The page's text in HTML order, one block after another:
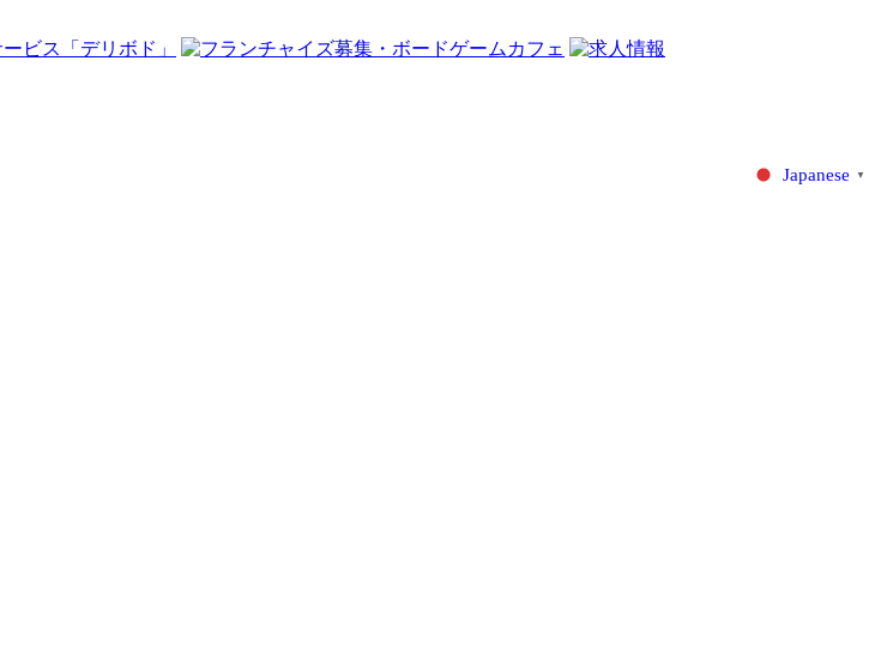
Japanese ▼